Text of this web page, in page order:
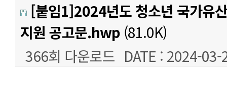
[붙임1]2024년도 청소년 국가유
지원 공고문.hwp (81.0K)
366회 다운로드 DATE : 2024-